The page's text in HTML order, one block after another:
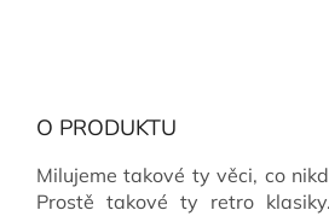
O PRODUKTU
Milujeme takové ty věci, co
Prostě takové ty retro